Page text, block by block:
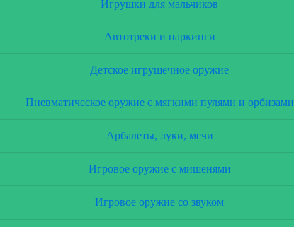
Игрушки для мальчиков
Автотреки и паркинги
Детское игрушечное оружие
Пневматическое оружие с мягкими пулями и орбизами
Арбалеты, луки, мечи
Игровое оружие с мишенями
Игровое оружие со звуком